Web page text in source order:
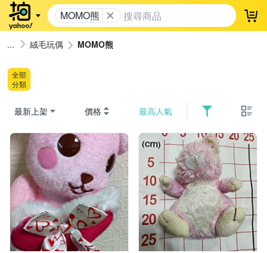
MOMO熊 登
絨毛玩偶 MOMO熊
全部
分類
最新上架 價格 最高人氣